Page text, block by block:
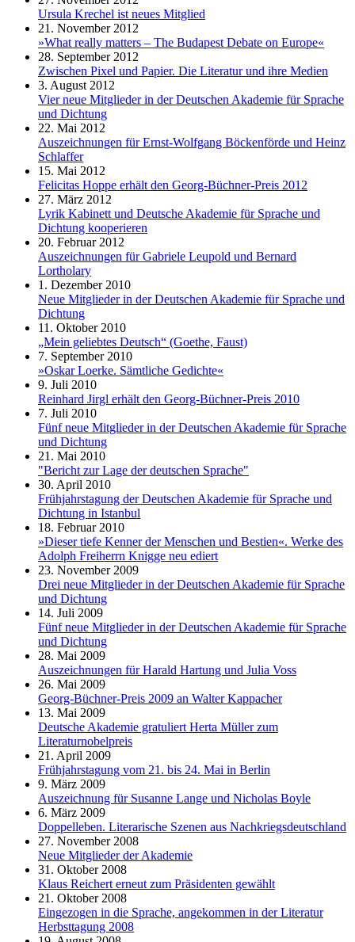
Ursula Krechel ist neues Mitglied
21. November 2012
»What really matters – The Budapest Debate on Europe«
28. September 2012
Zwischen Pixel und Papier. Die Literatur und ihre Medien
3. August 2012
Vier neue Mitglieder in der Deutschen Akademie für Sprache
und Dichtung
22. Mai 2012
Auszeichnungen für Ernst-Wolfgang Böckenförde und Heinz
Schlaffer
15. Mai 2012
Felicitas Hoppe erhält den Georg-Büchner-Preis 2012
27. März 2012
Lyrik Kabinett und Deutsche Akademie für Sprache und
Dichtung kooperieren
20. Februar 2012
Auszeichnungen für Gabriele Leupold und Bernard
Lortholary
1. Dezember 2010
Neue Mitglieder in der Deutschen Akademie für Sprache und
Dichtung
11. Oktober 2010
„Mein geliebtes Deutsch“ (Goethe, Faust)
7. September 2010
»Oskar Loerke. Sämtliche Gedichte«
9. Juli 2010
Reinhard Jirgl erhält den Georg-Büchner-Preis 2010
7. Juli 2010
Fünf neue Mitglieder in der Deutschen Akademie für Sprache
und Dichtung
21. Mai 2010
"Bericht zur Lage der deutschen Sprache"
30. April 2010
Frühjahrstagung der Deutschen Akademie für Sprache und
Dichtung in Istanbul
18. Februar 2010
»Dieser tiefe Kenner der Menschen und Bestien«. Werke des
Adolph Freiherrn Knigge neu ediert
23. November 2009
Drei neue Mitglieder in der Deutschen Akademie für Sprache
und Dichtung
14. Juli 2009
Fünf neue Mitglieder in der Deutschen Akademie für Sprache
und Dichtung
28. Mai 2009
Auszeichnungen für Harald Hartung und Julia Voss
26. Mai 2009
Georg-Büchner-Preis 2009 an Walter Kappacher
13. Mai 2009
Deutsche Akademie gratuliert Herta Müller zum
Literaturnobelpreis
21. April 2009
Frühjahrstagung vom 21. bis 24. Mai in Berlin
9. März 2009
Auszeichnung für Susanne Lange und Nicholas Boyle
6. März 2009
Doppelleben. Literarische Szenen aus Nachkriegsdeutschland
27. November 2008
Neue Mitglieder der Akademie
31. Oktober 2008
Klaus Reichert erneut zum Präsidenten gewählt
21. Oktober 2008
Eingezogen in die Sprache, angekommen in der Literatur
Herbsttagung 2008